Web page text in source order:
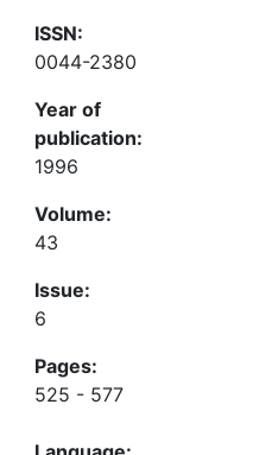
ISSN:
0044-2380
Year of
publication:
1996
Volume:
43
Issue:
6
Pages:
525 - 577